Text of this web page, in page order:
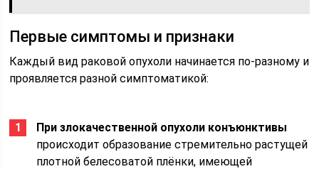
Первые симптомы и признаки
Каждый вид раковой опухоли начинается по-разному и
проявляется разной симптоматикой:
При злокачественной опухоли конъюнктивы
происходит образование стремительно растущей
плотной белесоватой плёнки, имеющей